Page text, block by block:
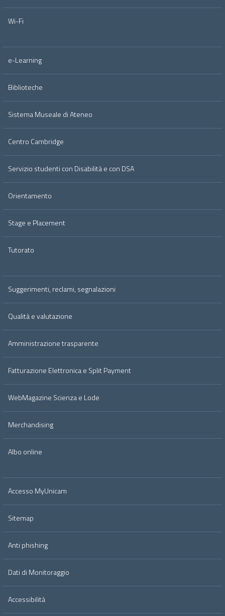
Wi-Fi
e-Learning
Biblioteche
Sistema Museale di Ateneo
Centro Cambridge
Servizio studenti con Disabilità e con DSA
Orientamento
Stage e Placement
Tutorato
Suggerimenti, reclami, segnalazioni
Qualità e valutazione
Amministrazione trasparente
Fatturazione Elettronica e Split Payment
WebMagazine Scienza e Lode
Merchandising
Albo online
Accesso MyUnicam
Sitemap
Anti phishing
Dati di Monitoraggio
Accessibilità